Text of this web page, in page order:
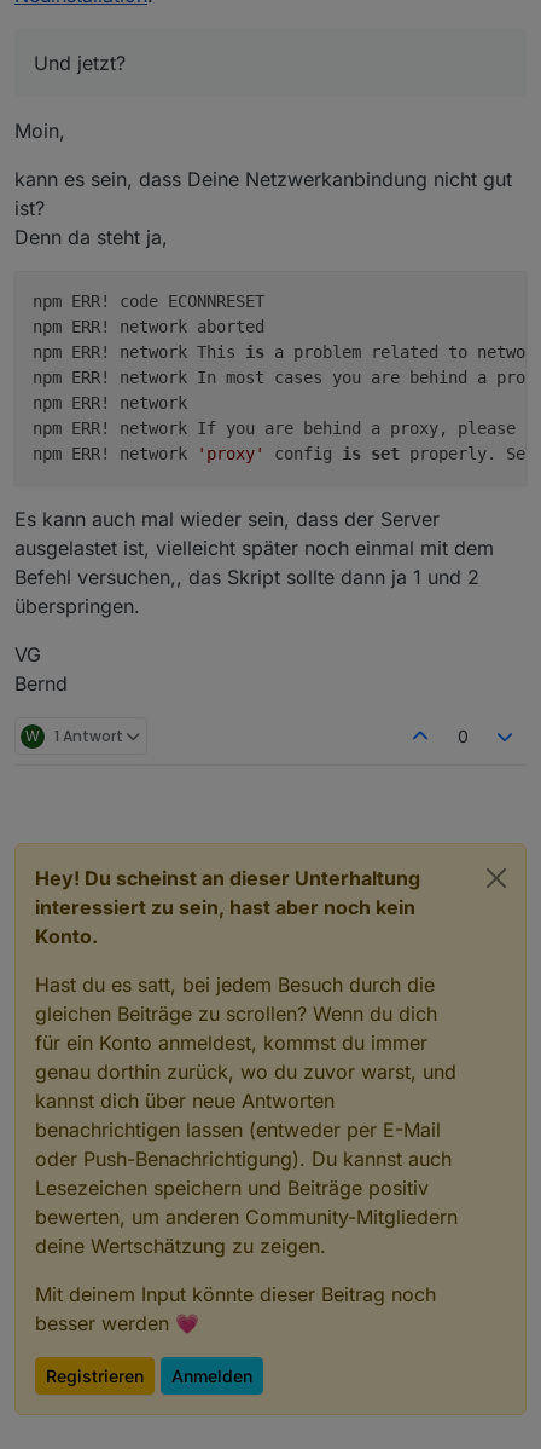
Und jetzt?
Moin,
kann es sein, dass Deine Netzwerkanbindung nicht gut
ist?
Denn da steht ja,
npm ERR! code ECONNRESET
npm ERR! network aborted
npm ERR! network This is a problem related to
npm ERR! network In most cases you are behind a
npm ERR! network
npm ERR! network If you are behind a proxy, please
npm ERR! network
'proxy' config is set properly.
Es kann auch mal wieder sein, dass der Server
ausgelastet ist, vielleicht später noch einmal mit dem
Befehl versuchen,, das Skript sollte dann ja 1 und 2
überspringen.
VG
Bernd
W 1 Antwort 0
Hey! Du scheinst an dieser Unterhaltung
interessiert zu sein, hast aber noch kein
Konto.
Hast du es satt, bei jedem Besuch durch die
gleichen Beiträge zu scrollen? Wenn du dich
für ein Konto anmeldest, kommst du immer
genau dorthin zurück, wo du zuvor warst, und
kannst dich über neue Antworten
benachrichtigen lassen (entweder per E-Mail
oder Push-Benachrichtigung). Du kannst auch
Lesezeichen speichern und Beiträge positiv
bewerten, um anderen Community-Mitgliedern
deine Wertschätzung zu zeigen.
Mit deinem Input könnte dieser Beitrag noch
besser werden 💗
Registrieren Anmelden